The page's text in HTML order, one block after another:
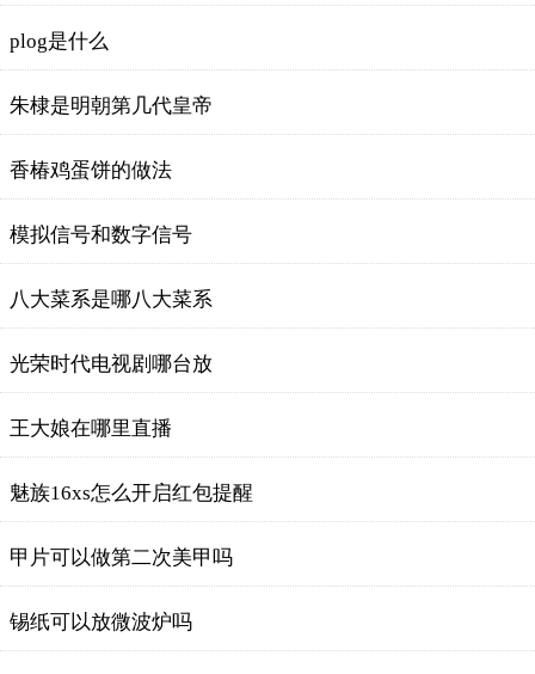
plog是什么
朱棣是明朝第几代皇帝
香椿鸡蛋饼的做法
模拟信号和数字信号
八大菜系是哪八大菜系
光荣时代电视剧哪台放
王大娘在哪里直播
魅族16xs怎么开启红包提醒
甲片可以做第二次美甲吗
锡纸可以放微波炉吗